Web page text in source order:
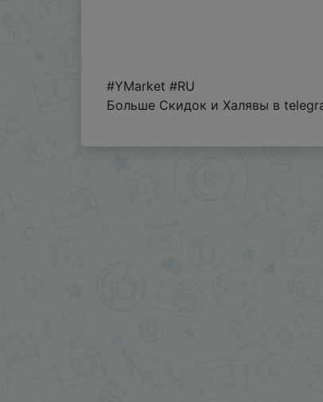
#YMarket #RU
Больше Скидок и Халявы в